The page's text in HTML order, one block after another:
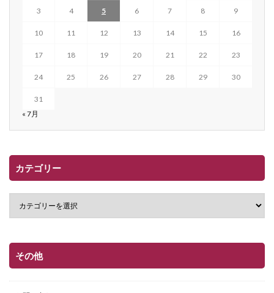
3 4 5 6 7 8 9
10 11 12 13 14 15 16
17 18 19 20 21 22 23
24 25 26 27 28 29 30
31
« 7月
カテゴリー
その他